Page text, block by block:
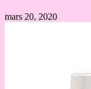
mars 20, 2020